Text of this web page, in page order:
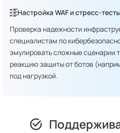
Настройка WAF и стресс-тесты
Проверка надежности
специалистам по
эмулировать сложные сценарии
реакцию защиты от ботов
под нагрузкой.